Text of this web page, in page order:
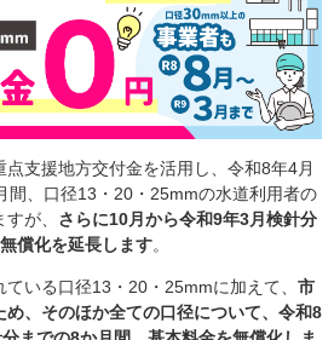
点支援地方交付金を活用し、​令和8年4月
間、口径13・20・25mmの水道利用者の
が、 さらに10月から令和9年3月検針分
償化を延長します。
いる口径13・20・25mm​に加えて、 市
め、そのほか全ての口径について、令和8